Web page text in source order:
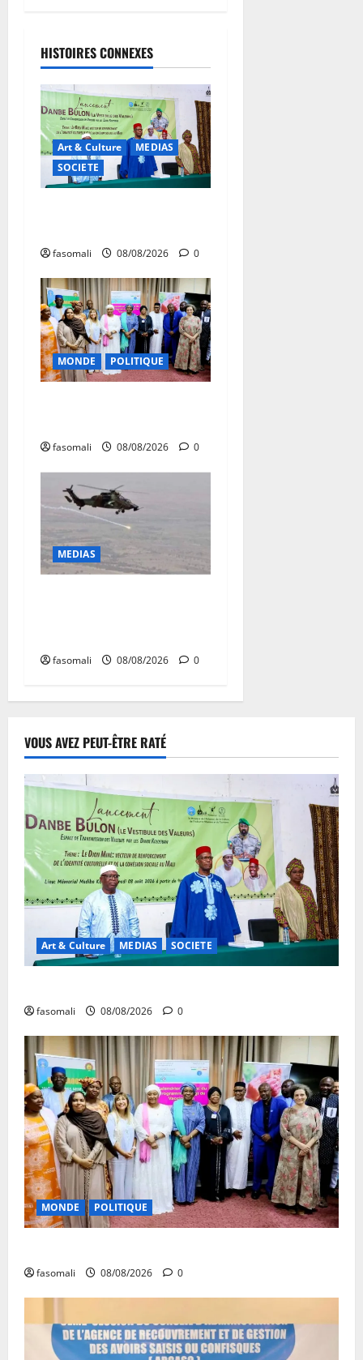
HISTOIRES CONNEXES
Art & Culture
MEDIAS
SOCIETE
fasomali 08/08/2026 0
MONDE POLITIQUE
fasomali 08/08/2026 0
MEDIAS
fasomali 08/08/2026 0
VOUS AVEZ PEUT-ÊTRE RATÉ
Art & Culture MEDIAS SOCIETE
fasomali 08/08/2026 0
MONDE POLITIQUE
fasomali 08/08/2026 0